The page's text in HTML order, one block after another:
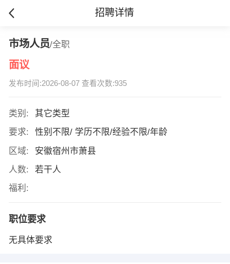
招聘详情
市场人员/全职
面议
发布时间:2026-08-07 查看次数:935
类别:
其它类型
要求:
性别不限/ 学历不限/经验不限/年龄
区域:
安徽宿州市萧县
人数:
若干人
福利:
职位要求
无具体要求